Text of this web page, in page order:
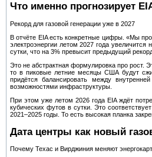
Что именно прогнозирует
Рекорд для газовой генерации уже в 2027
В отчёте EIA есть конкретные цифры. «Мы
электроэнергии летом 2027 года
сутки, что на 3% превысит предыдущий
Это не абстрактная формулировка про рост.
то в пиковые летние месяцы США будут
придётся балансировать между
возможностями инфраструктуры.
При этом уже летом 2026 года EIA ждёт
кубических футов в сутки. Это
2021–2025 годы. То есть высокая планка
Дата центры как новый
Почему Техас и Вирджиния меняют